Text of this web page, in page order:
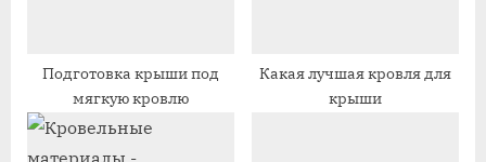
Подготовка крыши под
мягкую кровлю
Какая лучшая кровля для
крыши